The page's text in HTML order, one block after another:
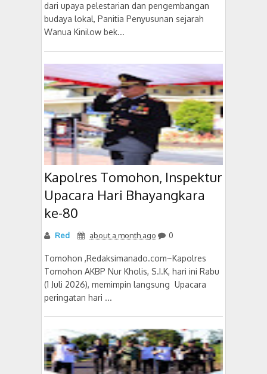
dari upaya pelestarian dan pengembangan
budaya lokal, Panitia Penyusunan sejarah
Wanua Kinilow bek...
Kapolres Tomohon, Inspektur
Upacara Hari Bhayangkara
ke-80
Red about a month ago 0
Tomohon ,Redaksimanado.com~Kapolres
Tomohon AKBP Nur Kholis, S.I.K, hari ini Rabu
(1 Juli 2026), memimpin langsung Upacara
peringatan hari ...